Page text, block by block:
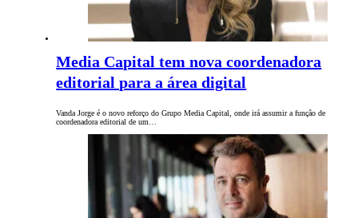
Media Capital tem nova coordenadora
editorial para a área digital
Vanda Jorge é o novo reforço do Grupo Media Capital, onde irá assumir a função de
coordenadora editorial de um…